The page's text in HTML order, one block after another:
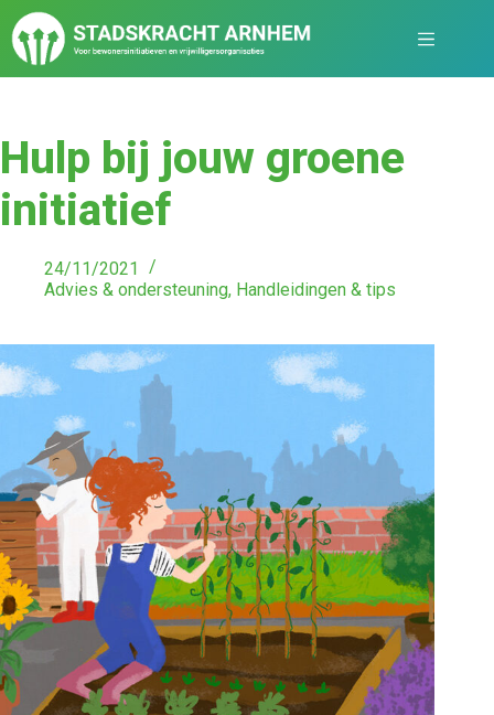
Hulp bij jouw groene
initiatief
24/11/2021
Advies & ondersteuning, Handleidingen & tips